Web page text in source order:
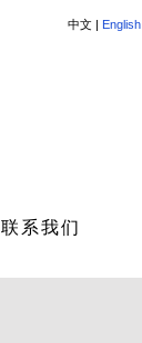
中文 | English
联系我们